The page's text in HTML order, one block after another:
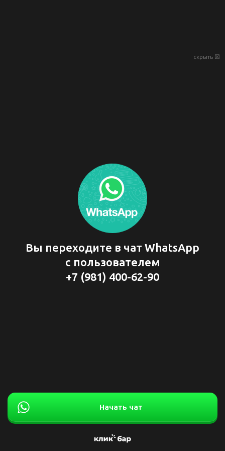
скрыть ☒
Вы переходите в чат WhatsApp
с пользователем
+7 (981) 400-62-90
Начать чат